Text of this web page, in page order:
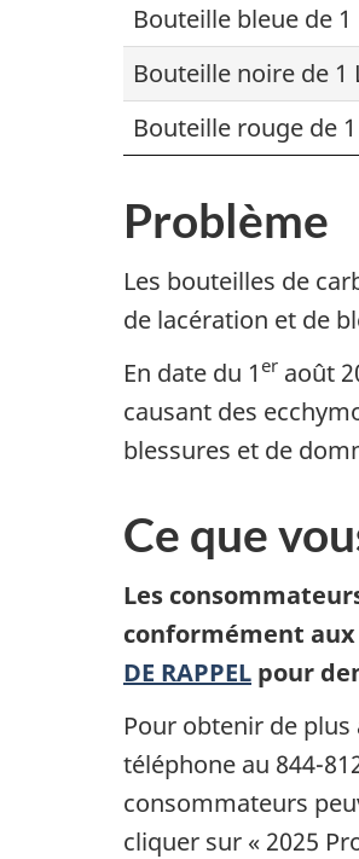
Bouteille bleue de 1
Bouteille noire de 1
Bouteille rouge de
Problème
Les bouteilles de
de lacération et de
En date du 1 er août
causant des
blessures et de
Ce que
Les
conformément
DE RAPPEL pour
Pour obtenir de
téléphone au 844-
consommateurs
cliquer sur « 2025